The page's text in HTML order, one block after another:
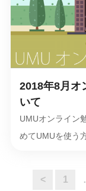
2018年8月オ
いて
UMUオンライン
めてUMUを使う
< 1